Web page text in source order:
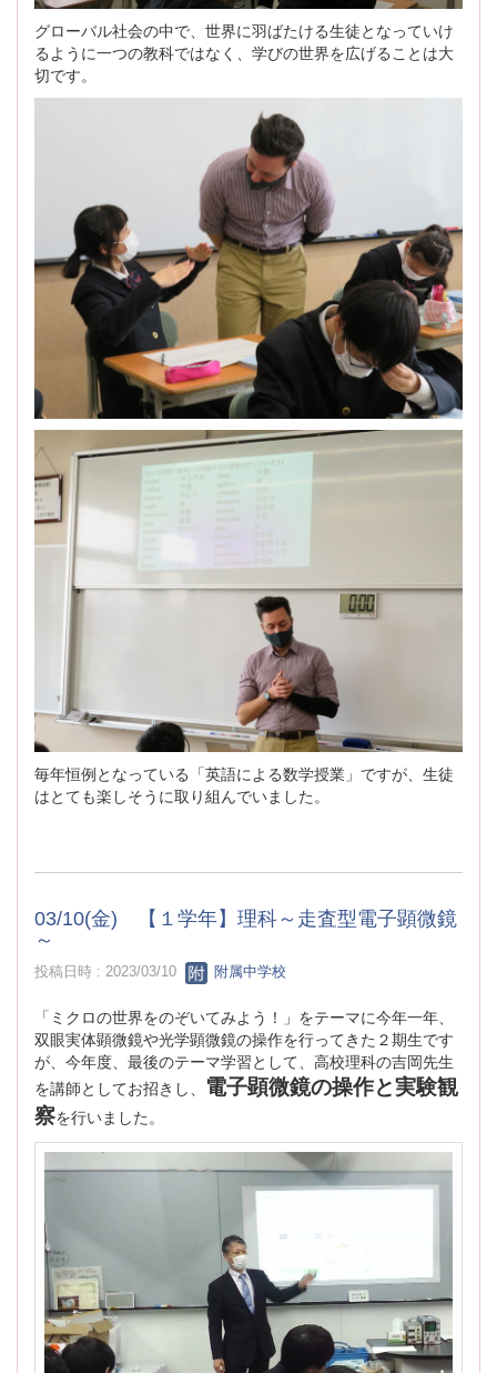
グローバル社会の中で、世界に羽ばたける生徒となっていけ
るように一つの教科ではなく、学びの世界を広げることは大
切です。
毎年恒例となっている「英語による数学授業」ですが、生徒
はとても楽しそうに取り組んでいました。
03/10(金) 【１学年】理科～走査型電子顕微鏡
～
投稿日時 : 2023/03/10 附属中学校
「ミクロの世界をのぞいてみよう！」をテーマに今年一年、
双眼実体顕微鏡や光学顕微鏡の操作を行ってきた２期生です
が、今年度、最後のテーマ学習として、高校理科の吉岡先生
を講師としてお招きし、
電子顕微鏡の操作と実験観
察を行いました。